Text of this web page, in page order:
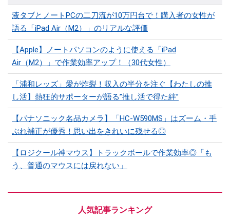
液タブとノートPCの二刀流が10万円台で！購入者の女性が
語る「iPad Air（M2）」のリアルな評価
【Apple】ノートパソコンのように使える「iPad
Air（M2）」で作業効率アップ！（30代女性）
「浦和レッズ」愛が炸裂！収入の半分を注ぐ【わたしの推
し活】熱狂的サポーターが語る”推し活で得た絆”
【パナソニック名品カメラ】「HC-W590MS」はズーム・手
ぶれ補正が優秀！思い出をきれいに残せる◎
【ロジクール神マウス】トラックボールで作業効率◎「も
う、普通のマウスには戻れない」